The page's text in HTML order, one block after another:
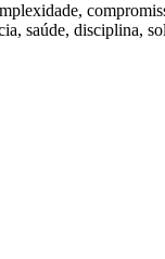
saúde, disciplina,